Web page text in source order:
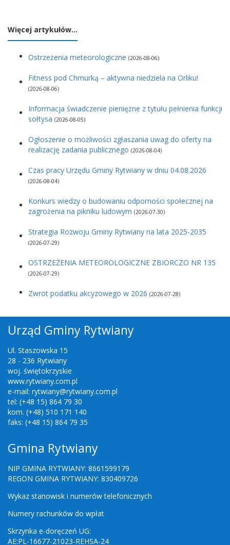
Więcej artykułów…
Ostrzeżenia meteorologiczne (2026-08-06)
Fitness pod Chmurką – aktywna niedziela na Orliku!
(2026-08-06)
Informacja świadczenie pieniężne z tytułu pełnienia funkcji
sołtysa (2026-08-05)
Ogłoszenie o możliwości zgłaszania uwag do oferty na
realizację zadania publicznego (2026-08-04)
Czas pracy Urzędu Gminy Rytwiany w dniu 04.08.2026
(2026-08-04)
Konkurs wiedzy o budowaniu odporności społecznej na
zagrożenia na pikniku ludowym (2026-07-30)
Strategia Rozwoju Gminy Rytwiany na lata 2025-2035
(2026-07-29)
OSTRZEŻENIA METEOROLOGICZNE ZBIORCZO NR 135
(2026-07-29)
Zwrot podatku akcyzowego w 2026 (2026-07-28)
Urząd Gminy Rytwiany
Ul. Staszowska 15
28 - 236 Rytwiany
woj. świętokrzyskie
www.rytwiany.com.pl
e-mail: rytwiany@rytwiany.com.pl
tel: (+48 15) 864 79 30
kom. (+48) 510 171 140
faks: (+48 15) 864 79 35
Gmina Rytwiany
NIP GMINA RYTWIANY: 8661599179
REGON GMINA RYTWIANY: 830409726
Wykaz stanowisk i numerów telefonicznych
Numery rachunków do wpłat
Skrzynka e-doręczeń UG:
AE:PL-16677-21023-REHSA-24